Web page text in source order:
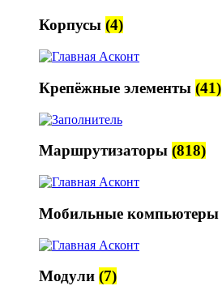
Корпусы (4)
Крепёжные элементы (41)
Маршрутизаторы (818)
Мобильные компьютеры
Модули (7)